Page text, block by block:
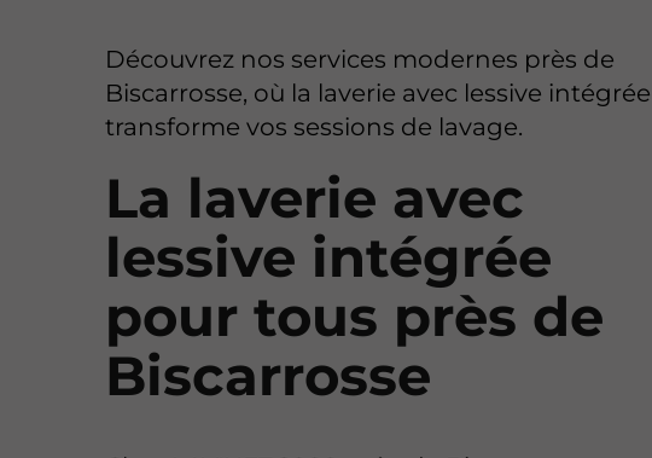
Découvrez nos services modernes près de
Biscarrosse, où la laverie avec lessive intégrée
transforme vos sessions de lavage.
La laverie avec
lessive intégrée
pour tous près de
Biscarrosse